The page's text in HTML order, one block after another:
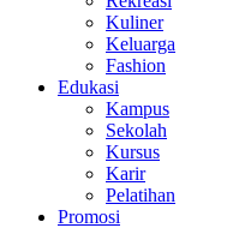
Kuliner
Keluarga
Fashion
Edukasi
Kampus
Sekolah
Kursus
Karir
Pelatihan
Promosi